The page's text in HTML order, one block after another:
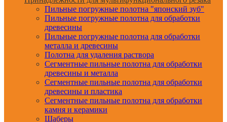
Пильные погружные полотна "японский зуб"
Пильные погружные полотна для обработки
древесины
Пильные погружные полотна для обработки
металла и древесины
Полотна для удаления раствора
Сегментные пильные полотна для обработки
древесины и металла
Сегментные пильные полотна для обработки
древесины и пластика
Сегментные пильные полотна для обработки
камня и керамики
Шаберы